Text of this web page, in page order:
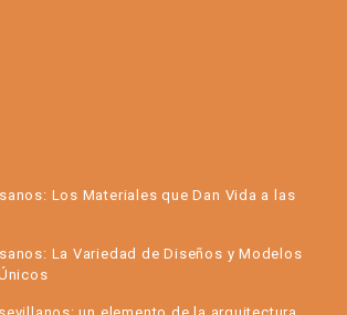
Los Materiales que Dan Vida a las
La Variedad de Diseños y Modelos